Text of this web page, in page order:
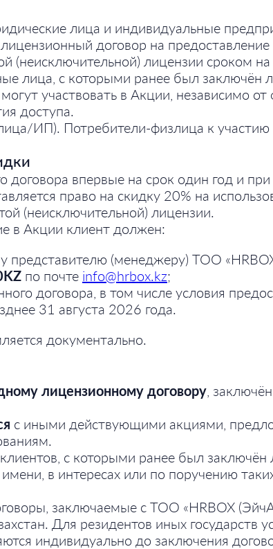
лица и индивидуальные
договор на предоставление
(неисключительной) лицензии сроком
лица, с которыми ранее был заключён
участвовать в Акции, независимо
доступа.
ИП). Потребители‑физлица к участию
договора впервые на срок один год и
право на скидку 20% на
(неисключительной) лицензии.
в Акции клиент должен:
представителю (менеджеру) ТОО
по почте info@hrbox.kz;
договора, в том числе условия
31 августа 2026 года.
документально.
лицензионному договору ,
с иными действующими акциями,
с которыми ранее был заключён
в интересах или по поручению
заключаемые с ТОО «HRBOX
Для резидентов иных государств
индивидуально до заключения